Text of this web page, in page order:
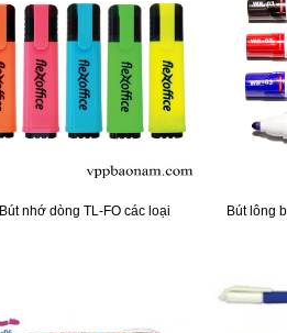
Bút nhớ dòng TL-FO các loại Bút lông